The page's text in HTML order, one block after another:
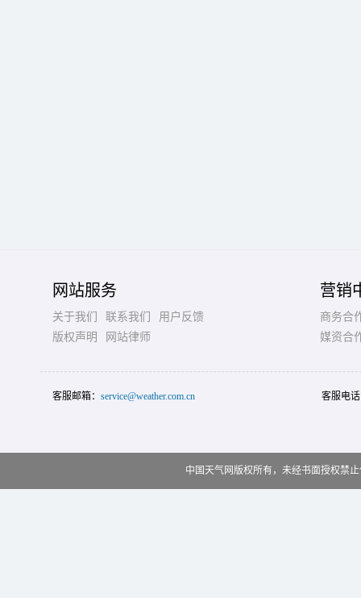
网站服务
关于我们 联系我们
用户反馈
版权声明
网站律师
营销
商务合
媒资合
客服邮箱： service@weather.com.cn 客服电
中国天气网版权所有，未经书面授权